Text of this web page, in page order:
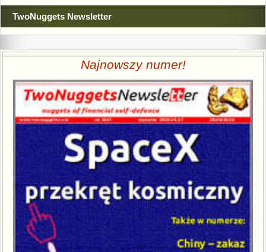
TwoNuggets Newsletter
Najnowszy numer!